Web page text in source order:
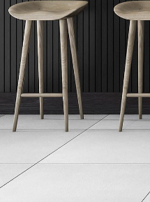
Tehnomedia
Naše prodavnice
Kontakt
Pravna lica